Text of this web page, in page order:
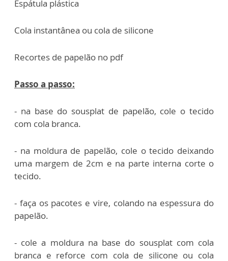
Espátula plástica
Cola instantânea ou cola de silicone
Recortes de papelão no pdf
Passo a passo:
- na base do sousplat de papelão, cole o tecido
com cola branca.
- na moldura de papelão, cole o tecido deixando
uma margem de 2cm e na parte interna corte o
tecido.
- faça os pacotes e vire, colando na espessura do
papelão.
- cole a moldura na base do sousplat com cola
branca e reforce com cola de silicone ou cola